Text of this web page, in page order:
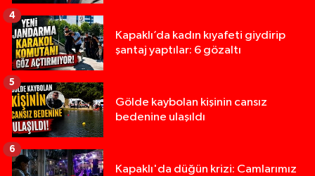
Kapaklı’da kadın kıyafeti giydirip
şantaj yaptılar: 6 gözaltı
4
Gölde kaybolan kişinin cansız
bedenine ulaşıldı
5
Kapaklı'da düğün krizi: Camlarımız
6